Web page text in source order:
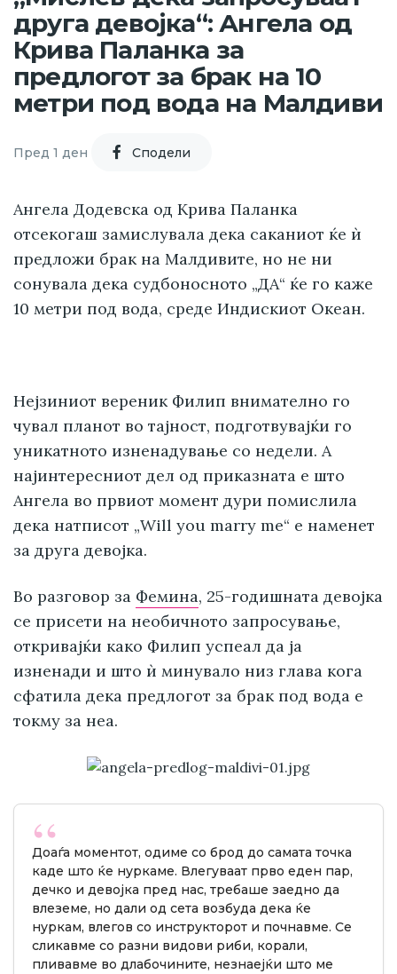
друга девојка“: Ангела од
Крива Паланка за
предлогот за брак на 10
метри под вода на Малдиви
Пред 1 ден Cподели
Ангела Додевска од Крива Паланка
отсекогаш замислувала дека саканиот ќе ѝ
предложи брак на Малдивите, но не ни
сонувала дека судбоносното „ДА“ ќе го каже
10 метри под вода, среде Индискиот Океан.
Нејзиниот вереник Филип внимателно го
чувал планот во тајност, подготвувајќи го
уникатното изненадување со недели. А
најинтересниот дел од приказната е што
Ангела во првиот момент дури помислила
дека натписот „Will you marry me“ е наменет
за друга девојка.
Во разговор за Фемина, 25-годишната девојка
се присети на необичното запросување,
откривајќи како Филип успеал да ја
изненади и што ѝ минувало низ глава кога
сфатила дека предлогот за брак под вода е
токму за неа.
Доаѓа моментот, одиме со брод до самата точка
каде што ќе нуркаме. Влегуваат прво еден пар,
дечко и девојка пред нас, требаше заедно да
влеземе, но дали од сета возбуда дека ќе
нуркам, влегов со инструкторот и почнавме. Се
сликавме со разни видови риби, корали,
пливавме во длабочините, незнаејќи што ме